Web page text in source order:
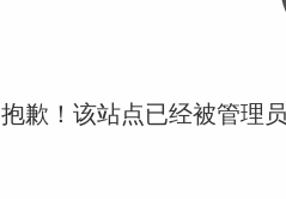
抱歉！该站点已经被管理